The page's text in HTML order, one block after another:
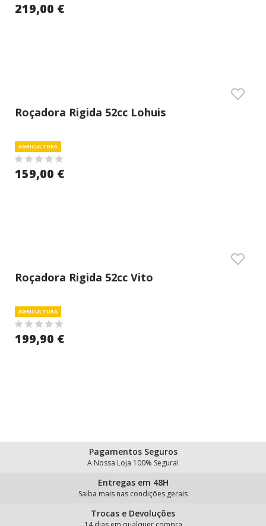
219,00 €
Roçadora Rigida 52cc Lohuis
AGRICULTURA
159,00 €
Roçadora Rigida 52cc Vito
AGRICULTURA
199,90 €
Pagamentos Seguros
A Nossa Loja 100% Segura!
Entregas em 48H
Saiba mais nas condições gerais
Trocas e Devoluções